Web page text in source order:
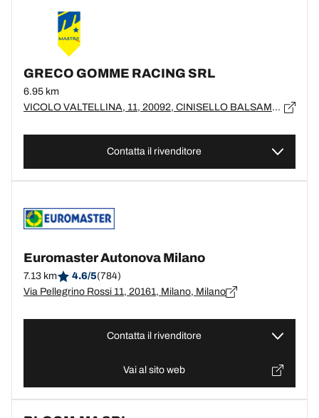
GRECO GOMME RACING SRL
6.95 km
VICOLO VALTELLINA, 11, 20092, CINISELLO BALSAMO, MI
Contatta il rivenditore
Euromaster Autonova Milano
7.13 km 4.6/5(784)
Via Pellegrino Rossi 11, 20161, Milano, Milano
Contatta il rivenditore
Vai al sito web